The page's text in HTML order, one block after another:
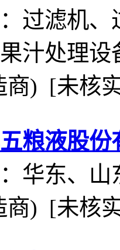
过滤机
汁处理设
商) [未核
粮液股份
华东、
商) [未核